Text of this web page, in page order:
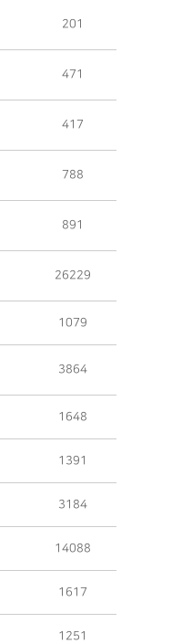
201
471
417
788
891
26229
1079
3864
1648
1391
3184
14088
1617
1251